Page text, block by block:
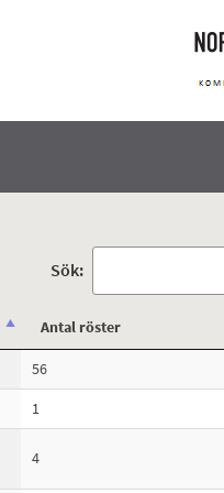
Sök:
Antal röster
56
1
4